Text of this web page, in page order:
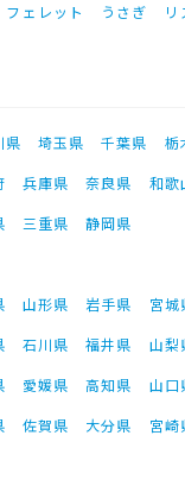
フェレット うさぎ リ
県 埼玉県 千葉県 栃
兵庫県 奈良県 和歌
三重県
静岡県
山形県 岩手県 宮城
石川県 福井県 山梨
愛媛県 高知県 山口
佐賀県 大分県 宮崎